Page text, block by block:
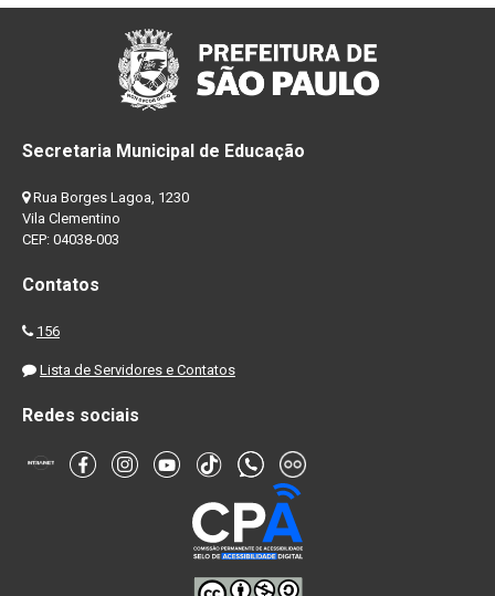
Secretaria Municipal de Educação
Rua Borges Lagoa, 1230
Vila Clementino
CEP: 04038-003
Contatos
156
Lista de Servidores e Contatos
Redes sociais